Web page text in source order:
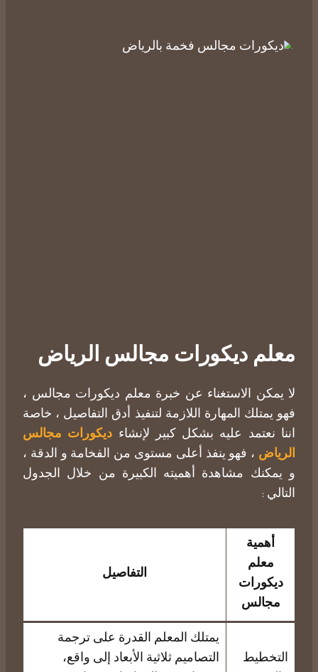
معلم ديكورات مجالس الرياض
لا يمكن الاستغناء عن خبرة معلم ديكورات مجالس ،
فهو يمتلك المهارة اللازمة لتنفيذ أدق التفاصيل ، خاصة
اننا نعتمد عليه بشكل كبير لإنشاء ديكورات مجالس
الرياض ، فهو ينفذ أعلى مستوى من الفخامة و الدقة ،
و يمكنك مشاهدة أهميته الكبيرة من خلال الجدول
التالي :
أهمية
معلم
ديكورات
مجالس
التفاصيل
التخطيط
يمتلك المعلم القدرة على ترجمة
التصاميم ثلاثية الأبعاد إلى واقع،